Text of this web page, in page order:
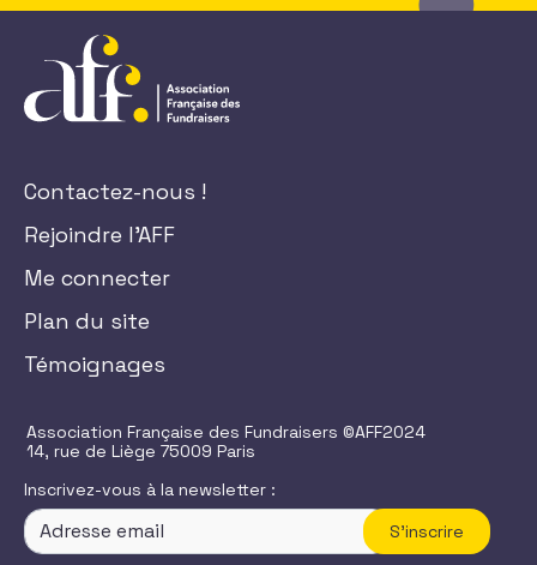
Contactez-nous !
Rejoindre l'AFF
Me connecter
Plan du site
Témoignages
Association Française des Fundraisers ©AFF2024
14, rue de Liège 75009 Paris
Inscrivez-vous à la newsletter :
S'inscrire